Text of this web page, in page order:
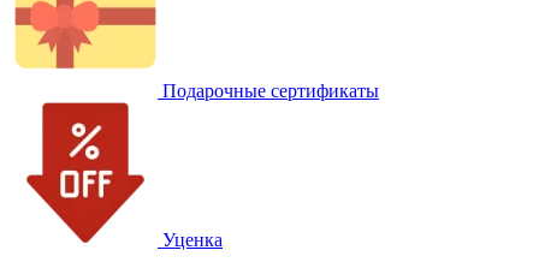
Подарочные сертификаты
Уценка